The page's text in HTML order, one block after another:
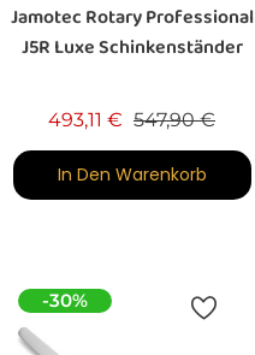
Jamotec Rotary Professional
J5R Luxe Schinkenständer
493,11 € Verkaufspreis
547,90 €Preis
In Den Warenkorb
-30%